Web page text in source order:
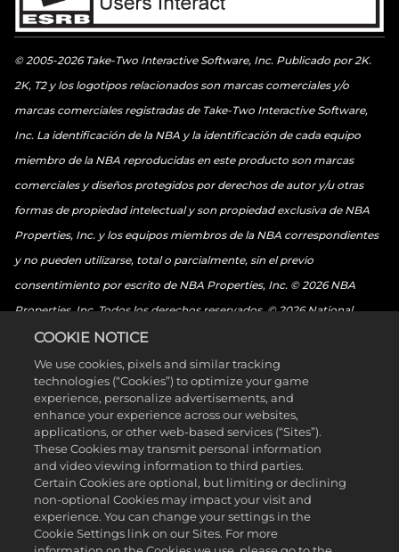
© 2005-2026 Take-Two Interactive Software, Inc. Publicado por 2K.
2K, T2 y los logotipos relacionados son marcas comerciales y/o
marcas comerciales registradas de Take-Two Interactive Software,
Inc. La identificación de la NBA y la identificación de cada equipo
miembro de la NBA reproducidas en este producto son marcas
comerciales y diseños protegidos por derechos de autor y/u otras
formas de propiedad intelectual y son propiedad exclusiva de NBA
Properties, Inc. y los equipos miembros de la NBA correspondientes
y no pueden utilizarse, total o parcialmente, sin el previo
consentimiento por escrito de NBA Properties, Inc. © 2026 NBA
Properties, Inc. Todos los derechos reservados. © 2026 National
Basketball Players Association. Todos los derechos reservados. ©
2026 Sony Interactive Entertainment LLC.“PlayStation Family Mark”,
“PlayStation”, el logotipo de “PS5”, “PS5”, el logotipo de “PS4”, “PS4”,
“PlayStation Shapes Logo” y “Play Has No Limits” son marcas
comerciales registradas o marcas comerciales de Sony Interactive
Entertainment Inc. Microsoft, la marca Xbox Sphere, el logotipo de
Series X, el logotipo de Series S, el logotipo de Series X|S, Xbox One,
Xbox Series X, Xbox Series S y Xbox Series X|S son marcas
comerciales del grupo de empresas de Microsoft. Nintendo Switch es
COOKIE NOTICE
We use cookies, pixels and similar tracking
technologies (“Cookies”) to optimize your game
experience, personalize advertisements, and
enhance your experience across our websites,
applications, or other web-based services (“Sites”).
These Cookies may transmit personal information
and video viewing information to third parties.
Certain Cookies are optional, but limiting or declining
non-optional Cookies may impact your visit and
experience. You can change your settings in the
Cookie Settings link on our Sites. For more